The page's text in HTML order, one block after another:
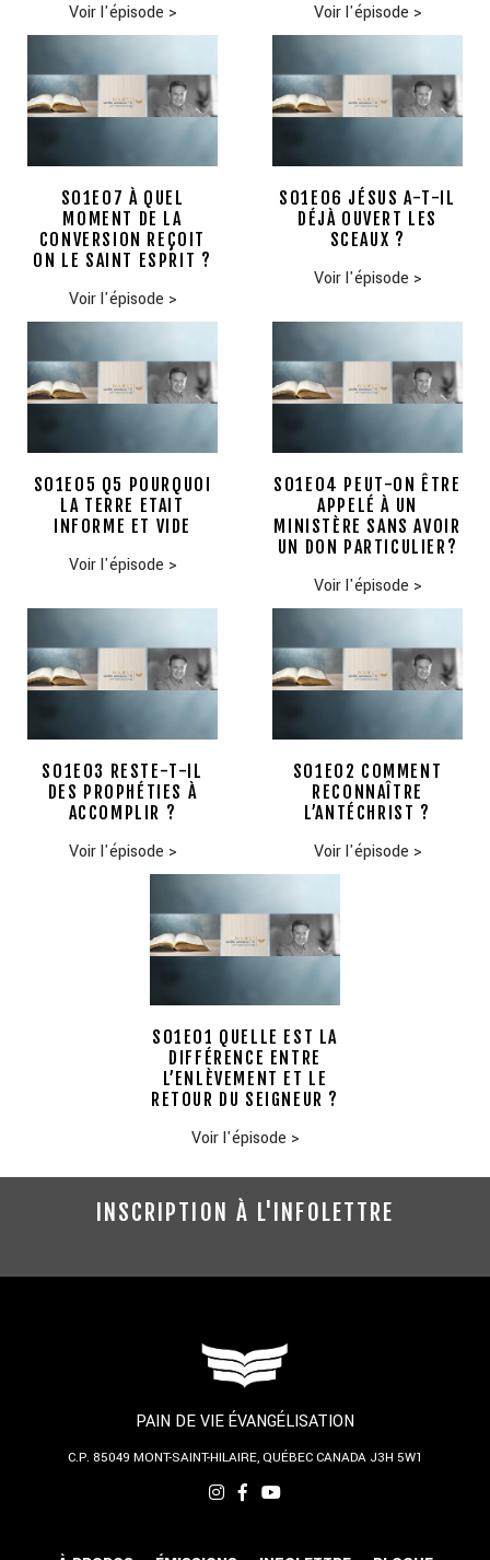
Voir l'épisode > Voir l'épisode >
S01E07 À QUEL
MOMENT DE LA
CONVERSION REÇOIT
ON LE SAINT ESPRIT ?
Voir l'épisode >
S01E06 JÉSUS A-T-IL
DÉJÀ OUVERT LES
SCEAUX ?
Voir l'épisode >
S01E05 Q5 POURQUOI
LA TERRE ETAIT
INFORME ET VIDE
Voir l'épisode >
S01E04 PEUT-ON ÊTRE
APPELÉ À UN
MINISTÈRE SANS AVOIR
UN DON PARTICULIER?
Voir l'épisode >
S01E03 RESTE-T-IL
DES PROPHÉTIES À
ACCOMPLIR ?
Voir l'épisode >
S01E02 COMMENT
RECONNAÎTRE
L’ANTÉCHRIST ?
Voir l'épisode >
S01E01 QUELLE EST LA
DIFFÉRENCE ENTRE
L’ENLÈVEMENT ET LE
RETOUR DU SEIGNEUR ?
Voir l'épisode >
INSCRIPTION À L'INFOLETTRE
PAIN DE VIE ÉVANGÉLISATION
C.P. 85049 MONT-SAINT-HILAIRE, QUÉBECCANADA J3H 5W1